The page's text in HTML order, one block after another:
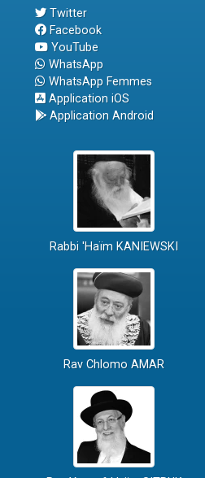
Twitter
Facebook
YouTube
WhatsApp
WhatsApp Femmes
Application iOS
Application Android
Rabbi 'Haïm KANIEWSKI
Rav Chlomo AMAR